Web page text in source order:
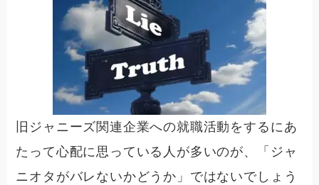
旧ジャニーズ関連企業への就職活動をするにあ
たって心配に思っている人が多いのが、「ジャ
ニオタがバレないかどうか」ではないでしょう